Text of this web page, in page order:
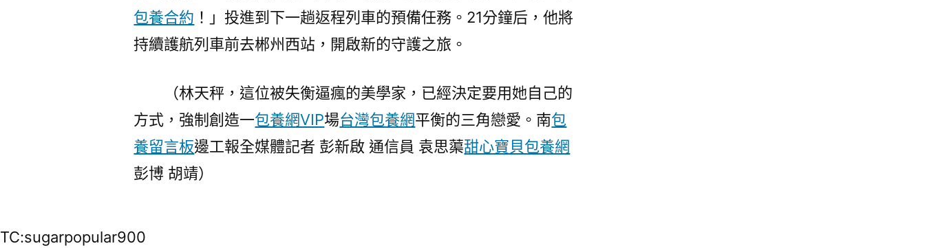
包養合約 ！」投進到下一趟返程列車的預備任務。21分鐘后，他將
持續護航列車前去郴州西站，開啟新的守護之旅。
（林天秤，這位被失衡逼瘋的美學家，已經決定要用她自己的
方式，強制創造一包養網VIP場台灣包養網平衡的三角戀愛。南包
養留言板邊工報全媒體記者 彭新啟 通信員 袁思蕖甜心寶貝包養網
彭博 胡靖）
TC:sugarpopular900